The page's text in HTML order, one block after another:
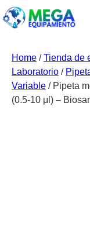
Home /Tienda de
Laboratorio /
Variable / Pipeta
(0.5-10 μl) –